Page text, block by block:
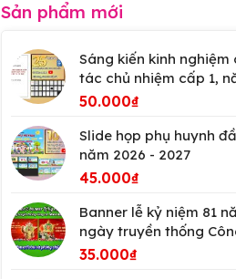
Sản phẩm mới
Sáng kiến kinh nghiệm
tác chủ nhiệm cấp 1,
2026
50.000₫
Slide họp phụ huynh
năm 2026 - 2027
45.000₫
Banner lễ kỷ niệm 81
ngày truyền thống
Nhân dân Việt Nam
35.000₫